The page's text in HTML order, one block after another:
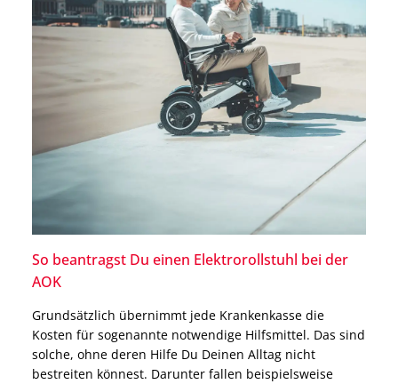
So beantragst Du einen Elektrorollstuhl bei der
AOK
Grundsätzlich übernimmt jede Krankenkasse die
Kosten für sogenannte notwendige Hilfsmittel. Das sind
solche, ohne deren Hilfe Du Deinen Alltag nicht
bestreiten könnest. Darunter fallen beispielsweise